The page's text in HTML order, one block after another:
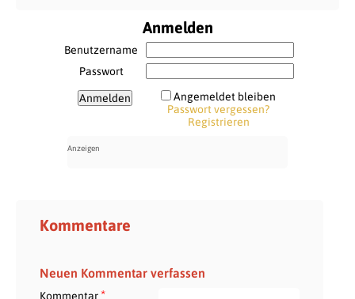
Anmelden
Benutzername
Passwort
Angemeldet bleiben
Passwort vergessen?
Registrieren
Kommentare
Neuen Kommentar verfassen
Kommentar*